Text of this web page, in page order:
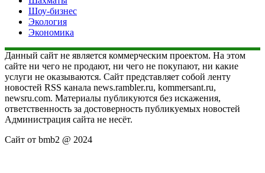
Шоу-бизнес
Экология
Экономика
Данный сайт не является коммерческим проектом. На этом
сайте ни чего не продают, ни чего не покупают, ни какие
услуги не оказываются. Сайт представляет собой ленту
новостей RSS канала news.rambler.ru, kommersant.ru,
newsru.com. Материалы публикуются без искажения,
ответственность за достоверность публикуемых новостей
Администрация сайта не несёт.
Сайт от bmb2 @ 2024